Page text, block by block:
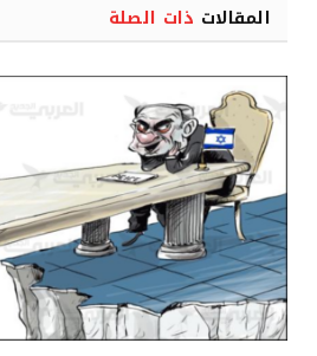
المقالات ذات الصلة